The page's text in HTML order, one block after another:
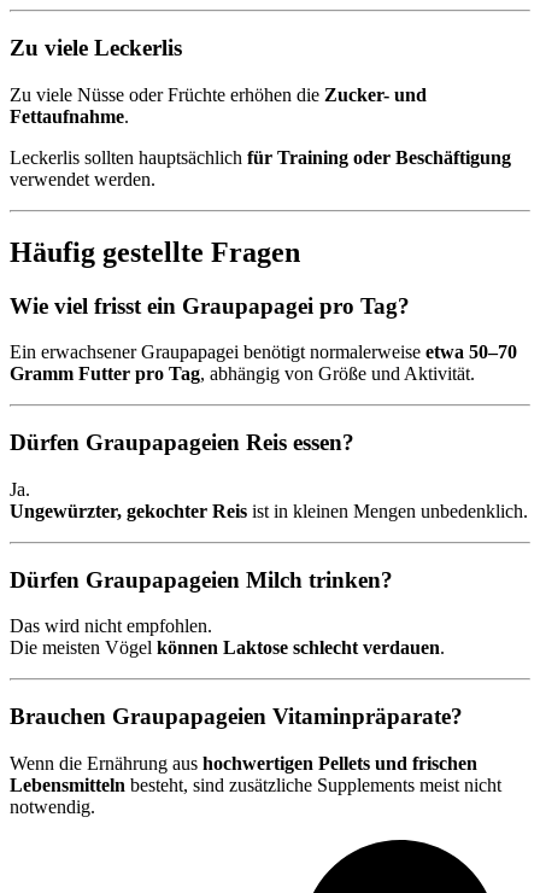
Zu viele Leckerlis
Zu viele Nüsse oder Früchte erhöhen die Zucker- und
Fettaufnahme.
Leckerlis sollten hauptsächlich für Training oder Beschäftigung
verwendet werden.
Häufig gestellte Fragen
Wie viel frisst ein Graupapagei pro Tag?
Ein erwachsener Graupapagei benötigt normalerweise etwa 50–70
Gramm Futter pro Tag, abhängig von Größe und Aktivität.
Dürfen Graupapageien Reis essen?
Ja.
Ungewürzter, gekochter Reis ist in kleinen Mengen unbedenklich.
Dürfen Graupapageien Milch trinken?
Das wird nicht empfohlen.
Die meisten Vögel können Laktose schlecht verdauen.
Brauchen Graupapageien Vitaminpräparate?
Wenn die Ernährung aus hochwertigen Pellets und frischen
Lebensmitteln besteht, sind zusätzliche Supplements meist nicht
notwendig.